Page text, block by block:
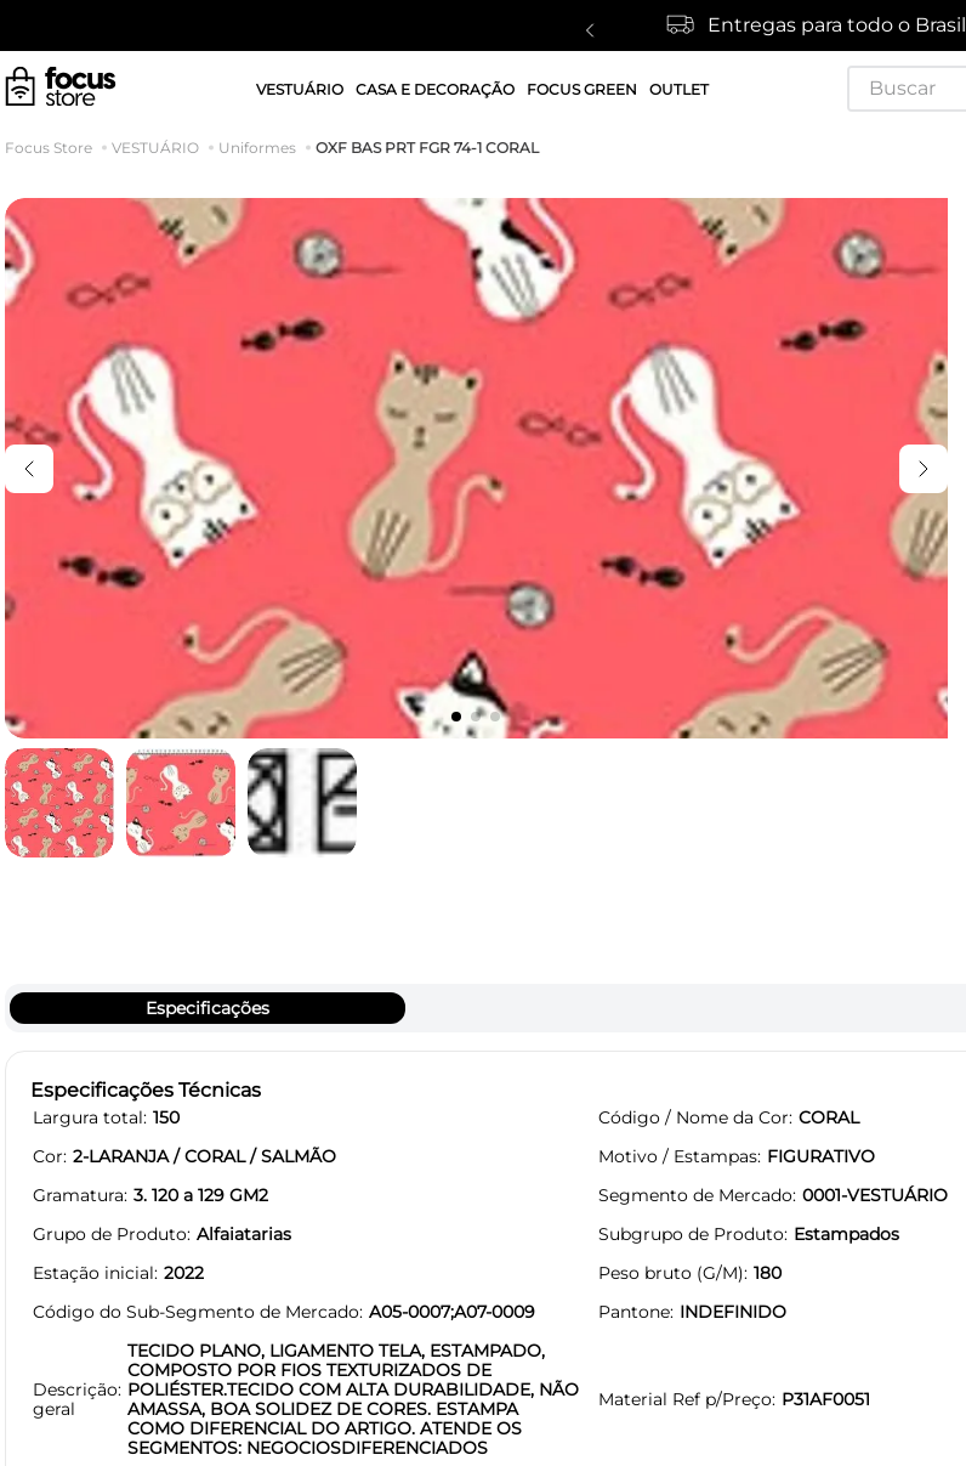
Entregas para todo o Brasil
VESTUÁRIO CASA E DECORAÇÃO FOCUS GREEN OUTLET
Buscar
VESTUÁRIO Uniformes OXF BAS PRT FGR 74-1 CORAL
Especificações
Especificações Técnicas
Largura total 150 Código / Nome da Cor CORAL
Cor 2-LARANJA / CORAL / SALMÃO Motivo / Estampas FIGURATIVO
Gramatura 3. 120 a 129 GM2 Segmento de Mercado 0001-VESTUÁRIO
Grupo de Produto Alfaiatarias Subgrupo de Produto Estampados
Estação inicial 2022 Peso bruto (G/M) 180
Código do Sub-Segmento de Mercado A05-0007;A07-0009 Pantone INDEFINIDO
Descrição
geral
TECIDO PLANO, LIGAMENTO TELA, ESTAMPADO,
COMPOSTO POR FIOS TEXTURIZADOS DE
POLIÉSTER.TECIDO COM ALTA DURABILIDADE, NÃO
AMASSA, BOA SOLIDEZ DE CORES. ESTAMPA
COMO DIFERENCIAL DO ARTIGO. ATENDE OS
SEGMENTOS: NEGOCIOSDIFERENCIADOS
Material Ref p/Preço P31AF0051